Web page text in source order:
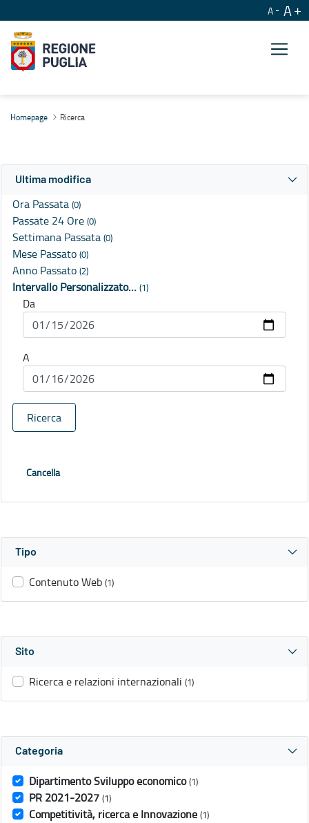
A A
Homepage Ricerca
Ultima modifica
Ora Passata (0)
Passate 24 Ore (0)
Settimana Passata (0)
Mese Passato (0)
Anno Passato (2)
Intervallo Personalizzato… (1)
Da
A
Ricerca
Cancella
Tipo
Contenuto Web (1)
Sito
Ricerca e relazioni internazionali (1)
Categoria
Dipartimento Sviluppo economico (1)
PR 2021-2027 (1)
Competitività, ricerca e Innovazione (1)